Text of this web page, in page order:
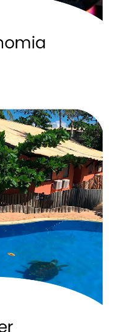
viva a experiências de